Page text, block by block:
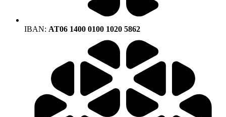
IBAN: AT06 1400 0100 1020 5862